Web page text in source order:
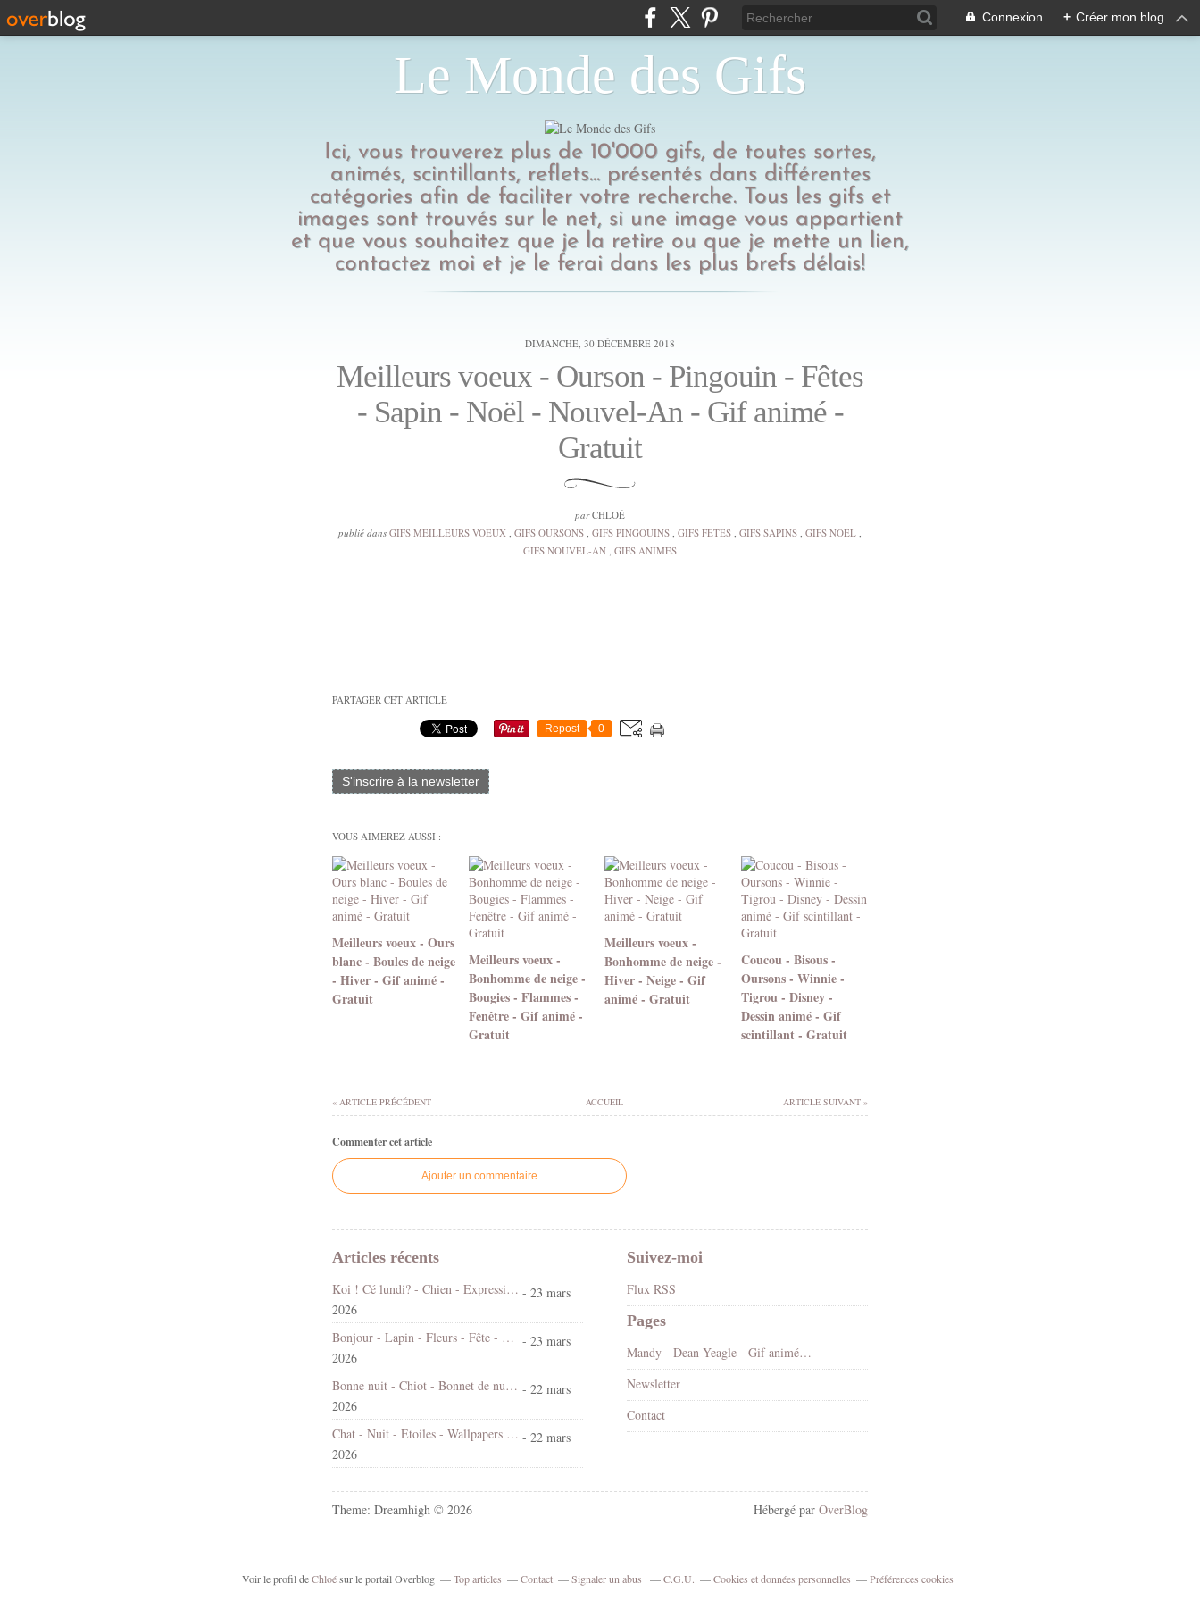
Connexion + Créer mon blog
Le Monde des Gifs
Ici, vous trouverez plus de 10'000 gifs, de toutes sortes,
animés, scintillants, reflets... présentés dans différentes
catégories afin de faciliter votre recherche. Tous les gifs et
images sont trouvés sur le net, si une image vous appartient
et que vous souhaitez que je la retire ou que je mette un lien,
contactez moi et je le ferai dans les plus brefs délais!
DIMANCHE, 30 DÉCEMBRE 2018
Meilleurs voeux - Ourson - Pingouin - Fêtes
- Sapin - Noël - Nouvel-An - Gif animé -
Gratuit
parCHLOÉ
publié dans GIFS MEILLEURS VOEUX , GIFS OURSONS , GIFS PINGOUINS , GIFS FETES , GIFS SAPINS , GIFS NOEL ,
GIFS NOUVEL-AN , GIFS ANIMES
PARTAGER CET ARTICLE
Repost 0
S'inscrire à la newsletter
VOUS AIMEREZ AUSSI :
Meilleurs voeux - Ours
blanc - Boules de neige
- Hiver - Gif animé -
Gratuit
Meilleurs voeux -
Bonhomme de neige -
Bougies - Flammes -
Fenêtre - Gif animé -
Gratuit
Meilleurs voeux -
Bonhomme de neige -
Hiver - Neige - Gif
animé - Gratuit
Coucou - Bisous -
Oursons - Winnie -
Tigrou - Disney -
Dessin animé - Gif
scintillant - Gratuit
ACCUEIL
« ARTICLE PRÉCÉDENT ARTICLE SUIVANT »
Commenter cet article
Ajouter un commentaire
Articles récents
Koi ! Cé lundi? - Chien - Expression - Gif scintillant - Gratuit - 23 mars
2026
Bonjour - Lapin - Fleurs - Fête - Pâques - Gif scintillant - Gratuit - 23 mars
2026
Bonne nuit - Chiot - Bonnet de nuit - Cute - Gif animé - Gratuit - 22 mars
2026
Chat - Nuit - Etoiles - Wallpapers Free - 22 mars
2026
Suivez-moi
Flux RSS
Pages
Mandy - Dean Yeagle - Gif animé - Scintillants - Render-Tube - Gratuit
Newsletter
Contact
Theme: Dreamhigh © 2026 Hébergé par OverBlog
Voir le profil deChloésur le portail Overblog Top articles Contact Signaler un abus C.G.U. Cookies et données personnelles Préférences cookies